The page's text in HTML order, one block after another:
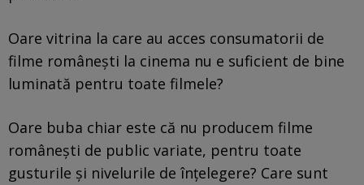
Oare vitrina la care au acces consumatorii de
filme românești la cinema nu e suficient de bine
luminată pentru toate filmele?
Oare buba chiar este că nu producem filme
românești de public variate, pentru toate
gusturile și nivelurile de înțelegere? Care sunt